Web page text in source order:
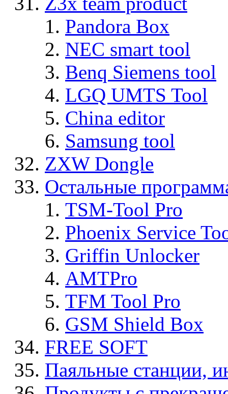
Pandora Box
NEC smart tool
Benq Siemens tool
LGQ UMTS Tool
China editor
Samsung tool
ZXW Dongle
Остальные
TSM-Tool Pro
Phoenix Service
Griffin Unlocker
AMTPro
TFM Tool Pro
GSM Shield Box
FREE SOFT
Паяльные станции,